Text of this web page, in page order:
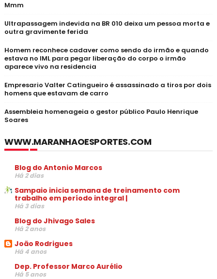
Mmm
Ultrapassagem indevida na BR 010 deixa um pessoa morta e
outra gravimente ferida
Homem reconhece cadaver como sendo do irmão e quando
estava no IML para pegar liberação do corpo o irmão
aparece vivo na residencia
Empresario Valter Catingueiro é assassinado a tiros por dois
homens que estavam de carro
Assembleia homenageia o gestor público Paulo Henrique
Soares
WWW.MARANHAOESPORTES.COM
Blog do Antonio Marcos
Há 2 dias
Sampaio inicia semana de treinamento com
trabalho em período integral |
Há 3 dias
Blog do Jhivago Sales
Há 2 anos
João Rodrigues
Há 4 anos
Dep. Professor Marco Aurélio
Há 5 anos